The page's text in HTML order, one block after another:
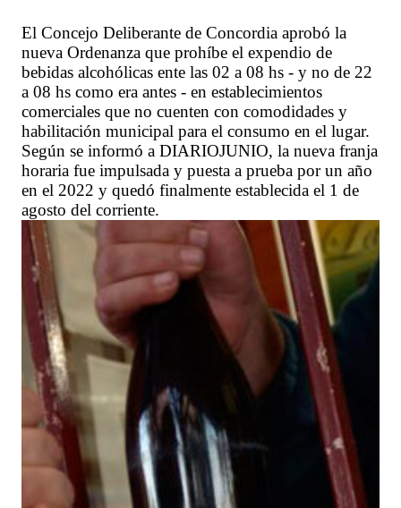
El Concejo Deliberante de Concordia aprobó la
nueva Ordenanza que prohíbe el expendio de
bebidas alcohólicas ente las 02 a 08 hs - y no de 22
a 08 hs como era antes - en establecimientos
comerciales que no cuenten con comodidades y
habilitación municipal para el consumo en el lugar.
Según se informó a DIARIOJUNIO, la nueva franja
horaria fue impulsada y puesta a prueba por un año
en el 2022 y quedó finalmente establecida el 1 de
agosto del corriente.